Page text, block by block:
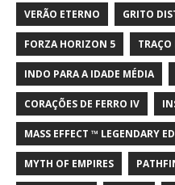
VERÃO ETERNO GRITO
FORZA HORIZON 5 TRAÇO
INDO PARA A IDADE MÉDIA
CORAÇÕES DE FERRO IV
MASS EFFECT ™ LEGENDARY
MYTH OF EMPIRES